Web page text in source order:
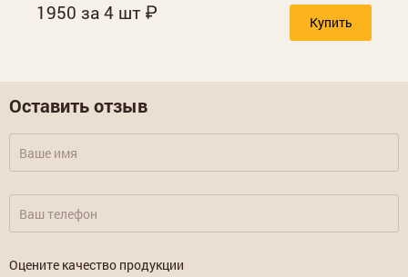
1950 за 4 шт Купить
Оставить отзыв
Оцените качество продукции